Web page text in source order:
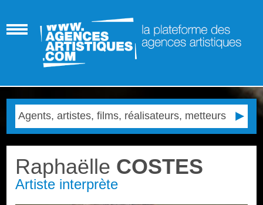
Raphaëlle COSTES
Artiste interprète